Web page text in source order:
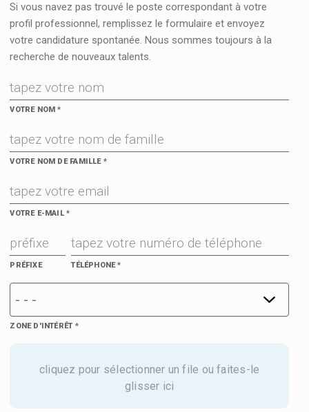
Si vous navez pas trouvé le poste correspondant à votre
profil professionnel, remplissez le formulaire et envoyez
votre candidature spontanée. Nous sommes toujours à la
recherche de nouveaux talents.
VOTRE NOM*
VOTRE NOM DE FAMILLE *
VOTRE E-MAIL*
PRÉFIXE TÉLÉPHONE*
ZONE D'INTÉRÊT *
cliquez pour sélectionner un file ou faites-le
glisser ici